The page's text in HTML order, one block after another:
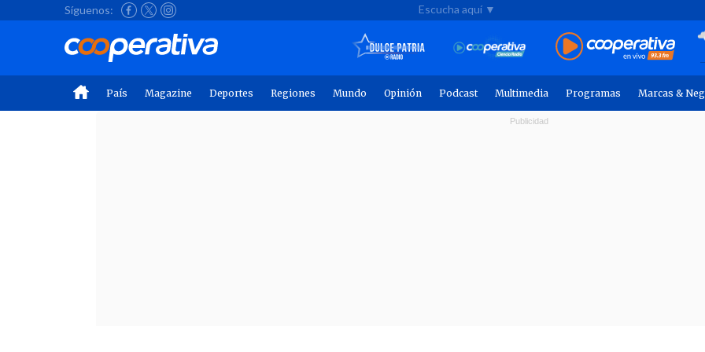
Síguenos: Escucha aquí ▼
País Magazine Deportes Regiones Mundo Opinión Podcast Multimedia Programas Marcas &